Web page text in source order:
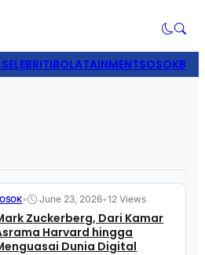
SELEBRITIBOLATAINMENTSOSOK
• June 23, 2026•12 Views
Zuckerberg, Dari Kamar
Harvard hingga
Dunia Digital